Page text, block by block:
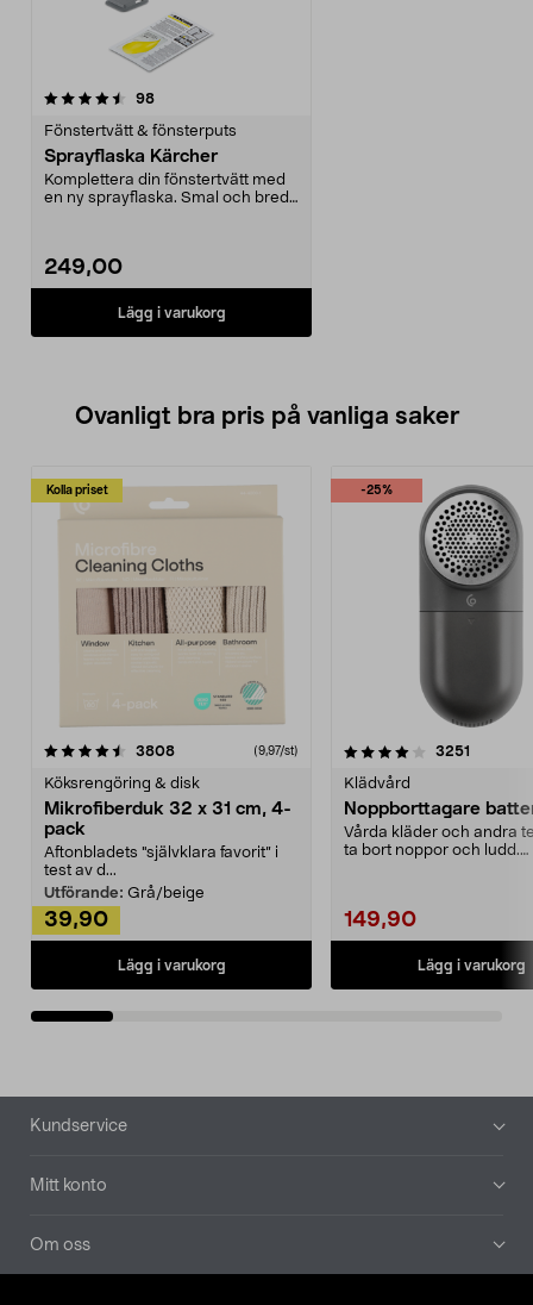
98recensioner
Fönstertvätt & fönsterputs
Sprayflaska Kärcher
Komplettera din fönstertvätt med
en ny sprayflaska. Smal och bred
249,00
Lägg i varukorg
Ovanligt bra pris på vanliga saker
Kolla priset
3808recensioner (9,97/st)
Köksrengöring & disk
Mikrofiberduk 32 x 31 cm, 4-
pack
Aftonbladets "självklara favorit” i
test av d...
Utförande: Grå/beige
39,90
Lägg i varukorg
-25%
4.0av 5 stjärnor 3251
Klädvård
Noppborttagare
Vårda kläder och andra
ta bort noppor och ludd.
149,90
Lägg i varukorg
4.5av 5 stjärnor
Sidfot
Kundservice
Mitt konto
Om oss